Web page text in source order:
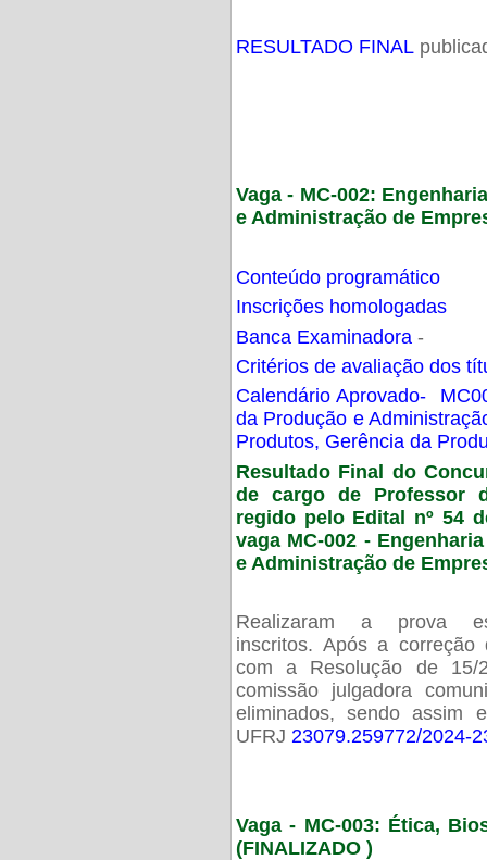
RESULTADO FINAL
Vaga - MC-002:
e Administração de
Conteúdo programático
Inscrições homologadas
Banca Examinadora -
Critérios de avaliação dos
Calendário Aprovado-
da Produção e
Produtos, Gerência da
Resultado Final do
de cargo de Professor
regido pelo Edital nº 54
vaga MC-002 -
e Administração de
Realizaram a prova
inscritos. Após a
com a Resolução de 15/
comissão julgadora
eliminados, sendo assim
UFRJ 23079.259772/2024-
Vaga - MC-003: Ética,
(FINALIZADO )